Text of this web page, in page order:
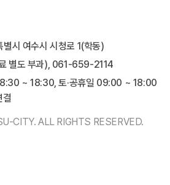
시 여수시 시청로 1(학동)
별도 부과), 061-659-2114
~ 18:30, 토·공휴일 09:00 ~ 18:00
결
CITY. ALL RIGHTS RESERVED.